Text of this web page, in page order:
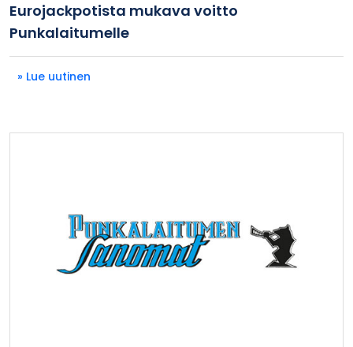
Eurojackpotista mukava voitto
Punkalaitumelle
» Lue uutinen